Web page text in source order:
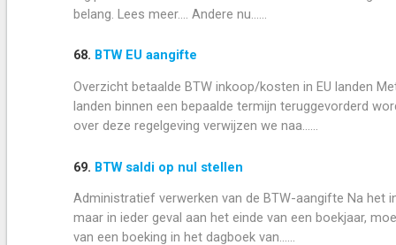
belang. Lees meer.... Andere nu......
68. BTW EU aangifte
Overzicht betaalde BTW inkoop/kosten in EU landen
landen binnen een bepaalde termijn teruggevorderd
over deze regelgeving verwijzen we naa......
69. BTW saldi op nul stellen
Administratief verwerken van de BTW-aangifte Na het
maar in ieder geval aan het einde van een boekjaar,
van een boeking in het dagboek van......